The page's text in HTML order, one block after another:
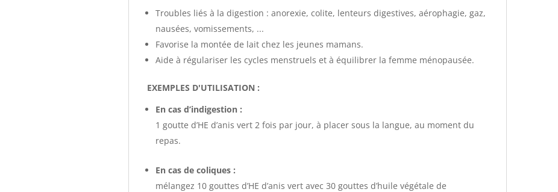
Troubles liés à la digestion : anorexie, colite, lenteurs digestives, aérophagie, gaz,
nausées, vomissements, ...
Favorise la montée de lait chez les jeunes mamans.
Aide à régulariser les cycles menstruels et à équilibrer la femme ménopausée.
EXEMPLES D'UTILISATION :
En cas d’indigestion :
1 goutte d’HE d’anis vert 2 fois par jour, à placer sous la langue, au moment du
repas.
En cas de coliques :
mélangez 10 gouttes d’HE d’anis vert avec 30 gouttes d’huile végétale de